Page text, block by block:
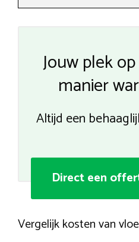
Jouw plek
manier
Altijd een
Direct een
Vergelijk kosten van